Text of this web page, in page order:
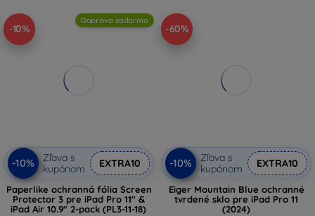
-10%
Doprava zadarmo
-10%
Zľava s
kupónom
EXTRA10
Paperlike ochranná fólia Screen
Protector 3 pre iPad Pro 11" &
iPad Air 10.9" 2-pack (PL3-11-18)
-60%
-10%
Zľava s
kupónom
EXTRA10
Eiger Mountain Blue ochranné
tvrdené sklo pre iPad Pro 11
(2024)